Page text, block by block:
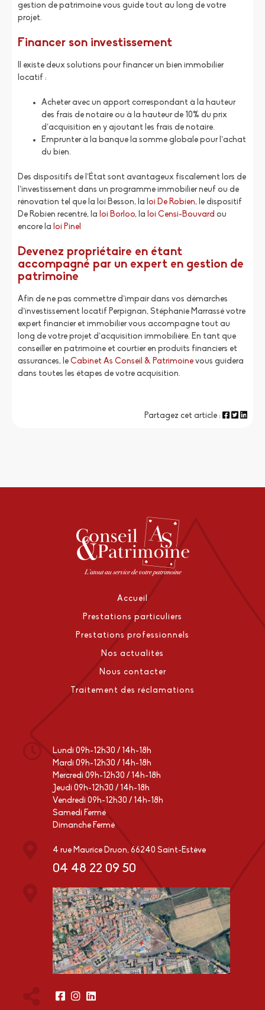
gestion de patrimoine vous guide tout au long de votre
projet.
Financer son investissement
Il existe deux solutions pour financer un bien immobilier
locatif :
Acheter avec un apport correspondant à la hauteur
des frais de notaire ou à la hauteur de 10% du prix
d’acquisition en y ajoutant les frais de notaire.
Emprunter à la banque la somme globale pour l’achat
du bien.
Des dispositifs de l’État sont avantageux fiscalement lors de
l’investissement dans un programme immobilier neuf ou de
rénovation tel que la loi Besson, la loi De Robien, le dispositif
De Robien recentré, la loi Borloo, la loi Censi-Bouvard ou
encore la loi Pinel
Devenez propriétaire en étant
accompagné par un expert en gestion de
patrimoine
Afin de ne pas commettre d’impair dans vos démarches
d’investissement locatif Perpignan, Stéphanie Marrassé votre
expert financier et immobilier vous accompagne tout au
long de votre projet d’acquisition immobilière. En tant que
conseiller en patrimoine et courtier en produits financiers et
assurances, le Cabinet As Conseil & Patrimoine vous guidera
dans toutes les étapes de votre acquisition.
Partagez cet article :
Accueil
Prestations particuliers
Prestations professionnels
Nos actualités
Nous contacter
Traitement des réclamations
Lundi 09h-12h30 / 14h-18h
Mardi 09h-12h30 / 14h-18h
Mercredi 09h-12h30 / 14h-18h
Jeudi 09h-12h30 / 14h-18h
Vendredi 09h-12h30 / 14h-18h
Samedi Fermé
Dimanche Fermé
4 rue Maurice Druon, 66240 Saint-Estève
04 48 22 09 50